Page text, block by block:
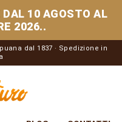
DAL 10 AGOSTO AL
2026..
dal 1837 · Spedizione in